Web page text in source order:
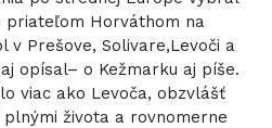
priateľom Horváthom na
v Prešove, Solivare,Levoči a
opísal– o Kežmarku aj píše.
viac ako Levoča, obzvlášť
života a rovnomerne